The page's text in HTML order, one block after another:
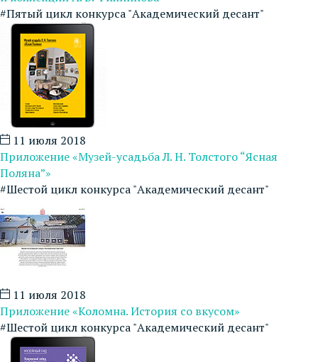
#Пятый цикл конкурса "Академический десант"
11 июля 2018
Приложение «Музей-усадьба Л. Н. Толстого “Ясная
Поляна”»
#Шестой цикл конкурса "Академический десант"
11 июля 2018
Приложение «Коломна. История со вкусом»
#Шестой цикл конкурса "Академический десант"